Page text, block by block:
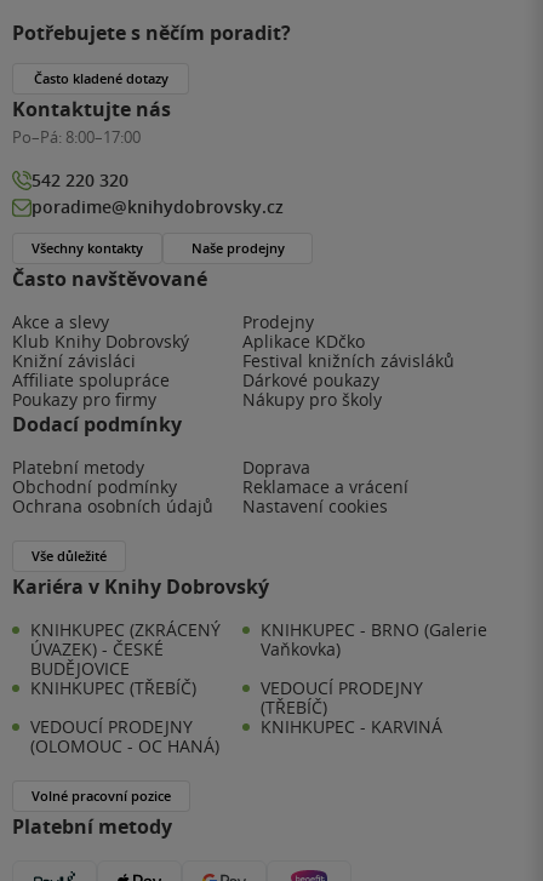
Často navštěvované
Akce a slevy
Prodejny
Klub Knihy Dobrovský
Aplikace KDčko
Knižní závisláci
Festival knižních závisláků
Affiliate spolupráce
Dárkové poukazy
Poukazy pro firmy
Nákupy pro školy
Dodací podmínky
Platební metody
Doprava
Obchodní podmínky
Reklamace a vrácení
Ochrana osobních údajů
Nastavení cookies
Vše důležité
Kariéra v Knihy Dobrovský
KNIHKUPEC (ZKRÁCENÝ
ÚVAZEK) - ČESKÉ
BUDĚJOVICE
KNIHKUPEC - BRNO (Galerie
Vaňkovka)
KNIHKUPEC (TŘEBÍČ)
VEDOUCÍ PRODEJNY
(TŘEBÍČ)
VEDOUCÍ PRODEJNY
(OLOMOUC - OC HANÁ)
KNIHKUPEC - KARVINÁ
Volné pracovní pozice
Platební metody
Potřebujete s něčím poradit?
Často kladené dotazy
Kontaktujte nás
Po–Pá: 8:00–17:00
542 220 320
poradime@knihydobrovsky.cz
Všechny kontakty Naše prodejny